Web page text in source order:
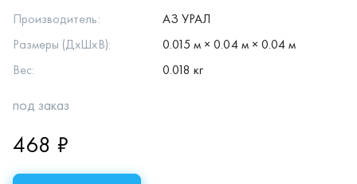
Производитель:
АЗ УРАЛ
Размеры (ДхШхВ):
0.015 м × 0.04 м × 0.04 м
Вес:
0.018 кг
под заказ
468 ₽